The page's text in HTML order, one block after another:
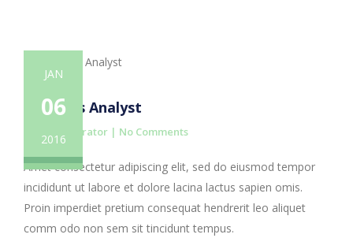
JAN
06
2016
Business Analyst
By administrator | No Comments
Amet consectetur adipiscing elit, sed do eiusmod tempor
incididunt ut labore et dolore lacina lactus sapien omis.
Proin imperdiet pretium consequat hendrerit leo aliquet
comm odo non sem sit tincidunt tempus.